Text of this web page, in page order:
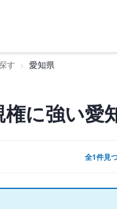
す 愛知県
権に強い愛
全1件見